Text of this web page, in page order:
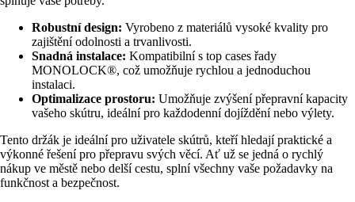
Robustní design: Vyrobeno z materiálů vysoké kvality pro
zajištění odolnosti a trvanlivosti.
Snadná instalace: Kompatibilní s top cases řady
MONOLOCK®, což umožňuje rychlou a jednoduchou
instalaci.
Optimalizace prostoru: Umožňuje zvýšení přepravní kapacity
vašeho skútru, ideální pro každodenní dojíždění nebo výlety.
Tento držák je ideální pro uživatele skútrů, kteří hledají praktické a
výkonné řešení pro přepravu svých věcí. Ať už se jedná o rychlý
nákup ve městě nebo delší cestu, splní všechny vaše požadavky na
funkčnost a bezpečnost.